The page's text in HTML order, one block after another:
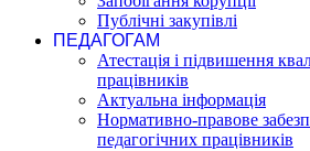
Публічні закупівлі
ПЕДАГОГАМ
Атестація і підвишення
працівників
Актуальна інформація
Нормативно-правове
педагогічних працівників